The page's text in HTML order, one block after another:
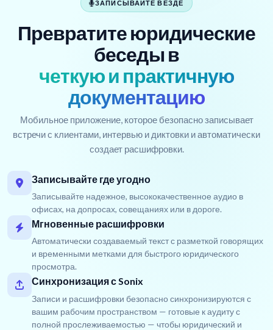
ЗАПИСЫВАЙТЕ ВЕЗДЕ
Превратите юридические
беседы в
четкую и практичную
документацию
Мобильное приложение, которое безопасно записывает
встречи с клиентами, интервью и диктовки и автоматически
создает расшифровки.
Записывайте где угодно
Записывайте надежное, высококачественное аудио в
офисах, на допросах, совещаниях или в дороге.
Мгновенные расшифровки
Автоматически создаваемый текст с разметкой говорящих
и временными метками для быстрого юридического
просмотра.
Синхронизация с Sonix
Записи и расшифровки безопасно синхронизируются с
вашим рабочим пространством — готовые к аудиту с
полной прослеживаемостью — чтобы юридический и